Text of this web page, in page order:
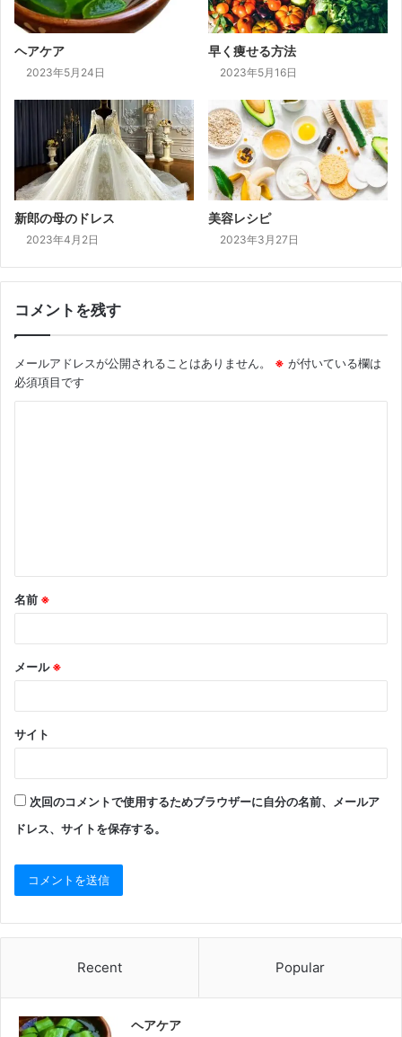
ヘアケア
2023年5月24日
早く痩せる方法
2023年5月16日
新郎の母のドレス
2023年4月2日
美容レシピ
2023年3月27日
コメントを残す
メールアドレスが公開されることはありません。 ※ が付いている欄は
必須項目です
名前 ※
メール※
サイト
次回のコメントで使用するためブラウザーに自分の名前、メールア
ドレス、サイトを保存する。
Recent Popular
ヘアケア